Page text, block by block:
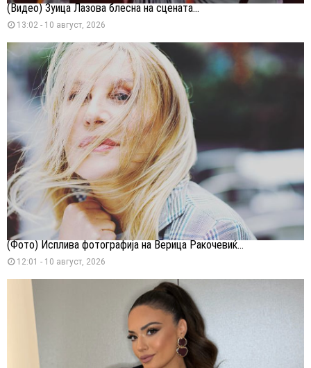
(Видео) Зуица Лазова блесна на сцената...
13:02 - 10 август, 2026
(Фото) Исплива фотографија на Верица Ракочевиќ...
12:01 - 10 август, 2026